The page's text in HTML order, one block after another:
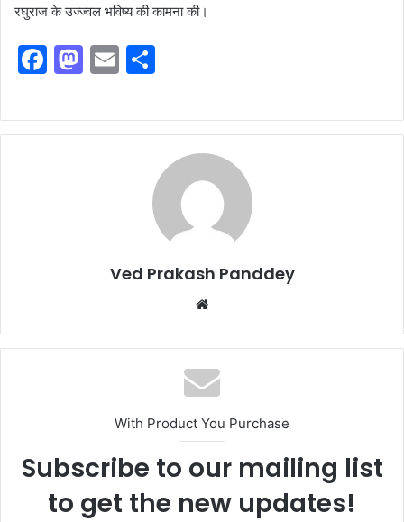
रघुराज के उज्ज्वल भविष्य की कामना की।
F
c
e
M
st
o
E
ai
l
ar
e
Ved Prakash Panddey
With Product You Purchase
Subscribe to our mailing list
to get the new updates!